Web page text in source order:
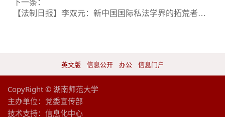
【法制日报】李双元：新中国国际私法学界的拓荒者与架桥人
英文版 信息公开 办公 信息门户
CopyRight © 湖南师范大学
主办单位：党委宣传部
技术支持：
信息化中心